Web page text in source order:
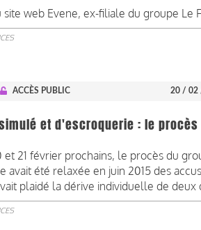
web Evene, ex-filiale du groupe Le
ACCÈS PUBLIC 20 / 02
et d'escroquerie : le procès
et 21 février prochains, le procès du
avait été relaxée en juin 2015 des
plaidé la dérive individuelle de